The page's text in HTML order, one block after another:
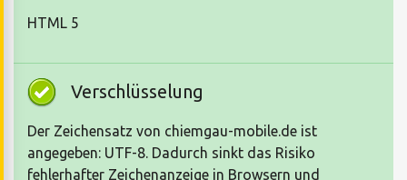
HTML 5
Verschlüsselung
Der Zeichensatz von chiemgau-mobile.de ist
angegeben: UTF-8. Dadurch sinkt das Risiko
fehlerhafter Zeichenanzeige in Browsern und